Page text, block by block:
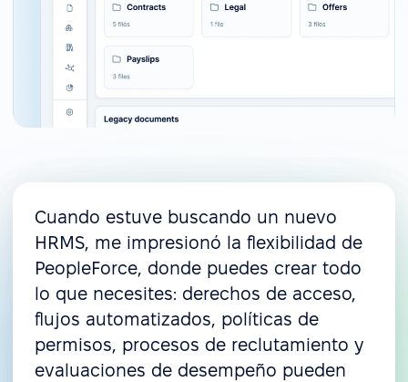
Cuando estuve buscando un nuevo
HRMS, me impresionó la flexibilidad de
PeopleForce, donde puedes crear todo
lo que necesites: derechos de acceso,
flujos automatizados, políticas de
permisos, procesos de reclutamiento y
evaluaciones de desempeño pueden